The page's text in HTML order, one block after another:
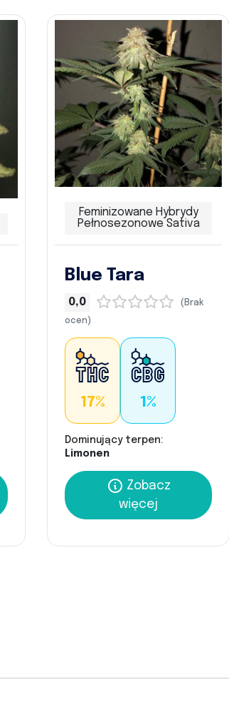
Feminizowane Hybrydy
Pełnosezonowe Sativa
Blue Tara
0,0
(Brak
ocen)
17% 1%
Dominujący terpen:
Limonen
Zobacz
więcej